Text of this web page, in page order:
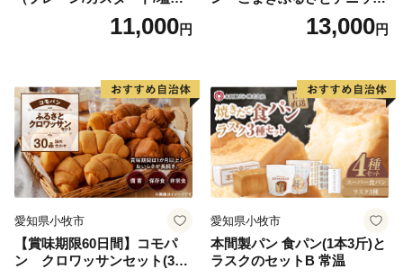
ター/小倉バター）11,000円
ュセット（20個入り）／災害
用備蓄 保存食 非常食 防災グ
13,000円
愛知県小牧市
【賞味期限60日間】コモパ
ン クロワッサンセット(30
愛知県小牧市
本間製パン 食パン(1本3斤)と
ラスクのセットB 常温